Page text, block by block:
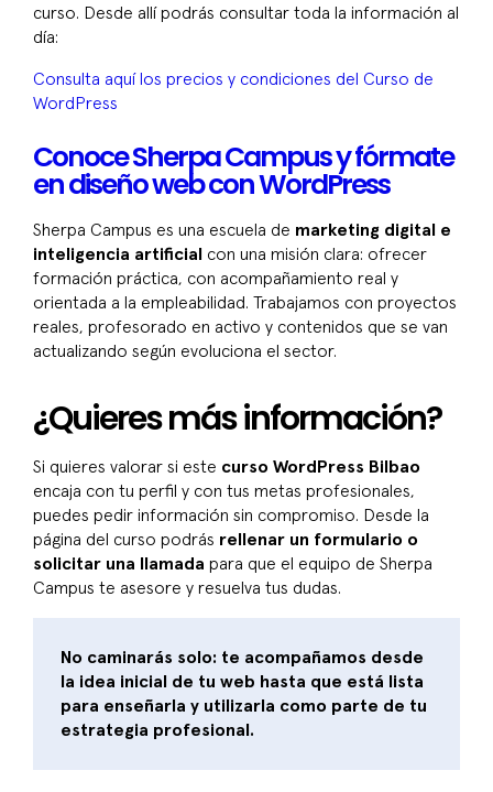
curso. Desde allí podrás consultar toda la información al
día:
Consulta aquí los precios y condiciones del Curso de
WordPress
Conoce Sherpa Campus y fórmate
en diseño web con WordPress
Sherpa Campus es una escuela de marketing digital e
inteligencia artificial
con una misión clara: ofrecer
formación práctica, con acompañamiento real y
orientada a la empleabilidad. Trabajamos con proyectos
reales, profesorado en activo y contenidos que se van
actualizando según evoluciona el sector.
¿Quieres más información?
Si quieres valorar si este curso WordPress Bilbao
encaja con tu perfil y con tus metas profesionales,
puedes pedir información sin compromiso. Desde la
página del curso podrás rellenar un formulario o
solicitar una llamada para que el equipo de Sherpa
Campus te asesore y resuelva tus dudas.
No caminarás solo: te acompañamos desde
la idea inicial de tu web hasta que está lista
para enseñarla y utilizarla como parte de tu
estrategia profesional.